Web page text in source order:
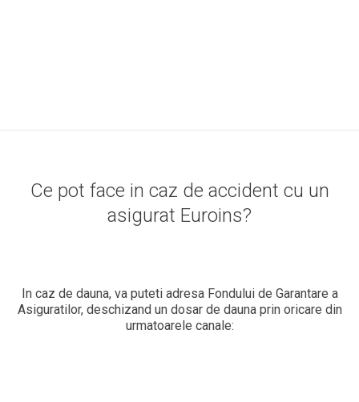
Ce pot face in caz de accident cu un
asigurat Euroins?
In caz de dauna, va puteti adresa Fondului de Garantare a
Asiguratilor, deschizand un dosar de dauna prin oricare din
urmatoarele canale: